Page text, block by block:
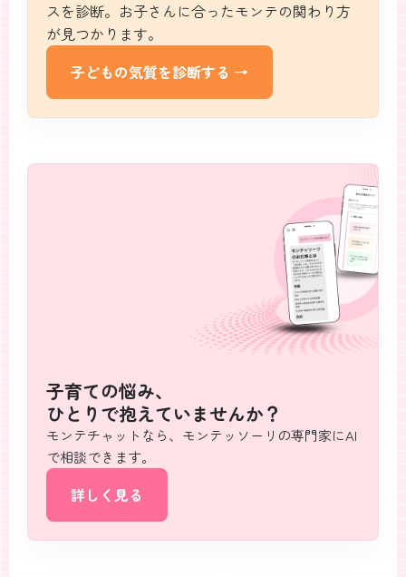
スを診断。お子さんに合ったモンテの関わり方
が見つかります。
子どもの気質を診断する →
子育ての悩み、
ひとりで抱えていませんか？
モンテチャットなら、モンテッソーリの専門家にAI
で相談できます。
詳しく見る